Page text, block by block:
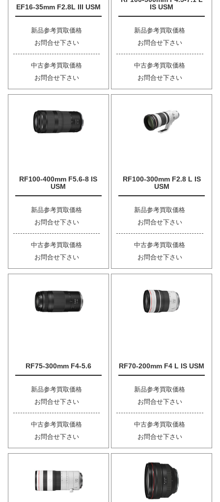
EF16-35mm F2.8L III USM
新品参考買取価格
お問合せ下さい
中古参考買取価格
お問合せ下さい
IS USM
新品参考買取価格
お問合せ下さい
中古参考買取価格
お問合せ下さい
RF100-400mm F5.6-8 IS
USM
新品参考買取価格
お問合せ下さい
中古参考買取価格
お問合せ下さい
RF100-300mm F2.8 L IS
USM
新品参考買取価格
お問合せ下さい
中古参考買取価格
お問合せ下さい
RF75-300mm F4-5.6
新品参考買取価格
お問合せ下さい
中古参考買取価格
お問合せ下さい
RF70-200mm F4 L IS USM
新品参考買取価格
お問合せ下さい
中古参考買取価格
お問合せ下さい